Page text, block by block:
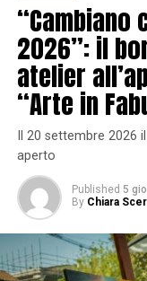
2026”: il
atelier
“Arte in
Il 20 settembre
aperto
Published 5
By Chiara